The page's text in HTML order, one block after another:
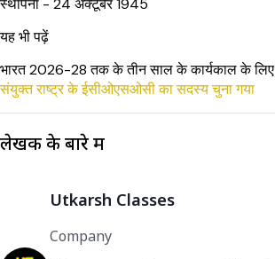
स्थापना - 24 अक्टूबर 1945
यह भी पढ़ें
भारत 2026-28 तक के तीन साल के कार्यकाल के लिए
संयुक्त राष्ट्र के ईसीओएसओसी का सदस्य चुना गया
लेखक के बारे में
Utkarsh Classes
Company